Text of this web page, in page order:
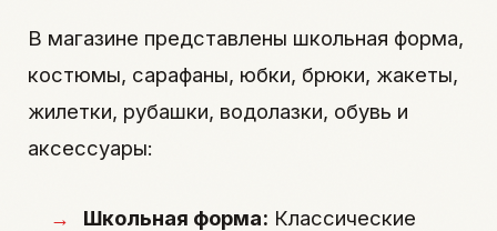
В магазине представлены школьная форма,
костюмы, сарафаны, юбки, брюки, жакеты,
жилетки, рубашки, водолазки, обувь и
аксессуары:
Школьная форма: Классические